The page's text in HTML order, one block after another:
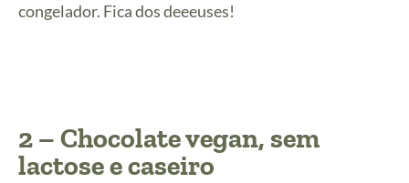
congelador. Fica dos deeeuses!
2 – Chocolate vegan, sem
lactose e caseiro